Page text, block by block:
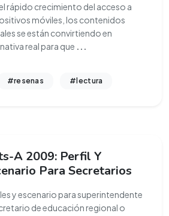
rápido crecimiento del acceso a
móviles, los contenidos
se están convirtiendo en
real para que ...
#resenas #lectura
A 2009: Perfil Y
Para Secretarios
y escenario para superintendente
de educación regional o